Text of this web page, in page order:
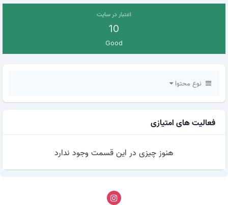
اعتبار در سایت
10
Good
نوع محتوا
فعالیت های امتیازی
هنوز چیزی در این قسمت وجود ندارد